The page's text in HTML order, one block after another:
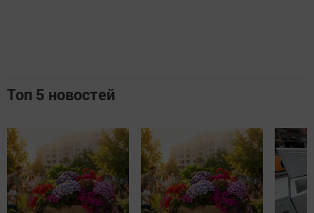
Топ 5 новостей